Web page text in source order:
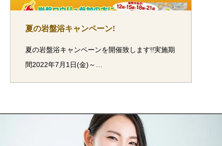
夏の岩盤浴キャンペーン!
夏の岩盤浴キャンペーンを開催致します!!実施期
間2022年7月1日(金)～…